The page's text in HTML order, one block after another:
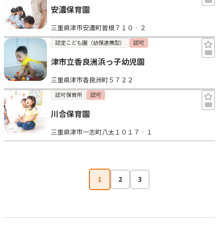
安濃保育園
三重県津市安濃町曽根７１０‐２
認定こども園（幼保連携型） 認可
津市立香良洲浜っ子幼児園
三重県津市香良洲町５７２２
認可保育所 認可
川合保育園
三重県津市一志町八太１０１７‐１
1 2 3